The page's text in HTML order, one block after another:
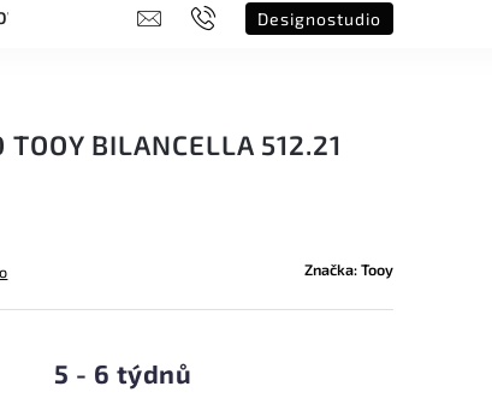
FORMULÁŘ B2B SHOWROOM
Designostudio
BILANCELLA 512.21
Značka:Tooy
5 - 6 týdnů